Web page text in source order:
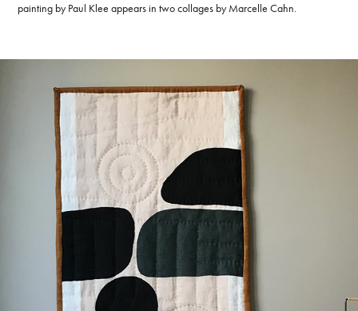
painting by Paul Klee appears in two collages by Marcelle Cahn.